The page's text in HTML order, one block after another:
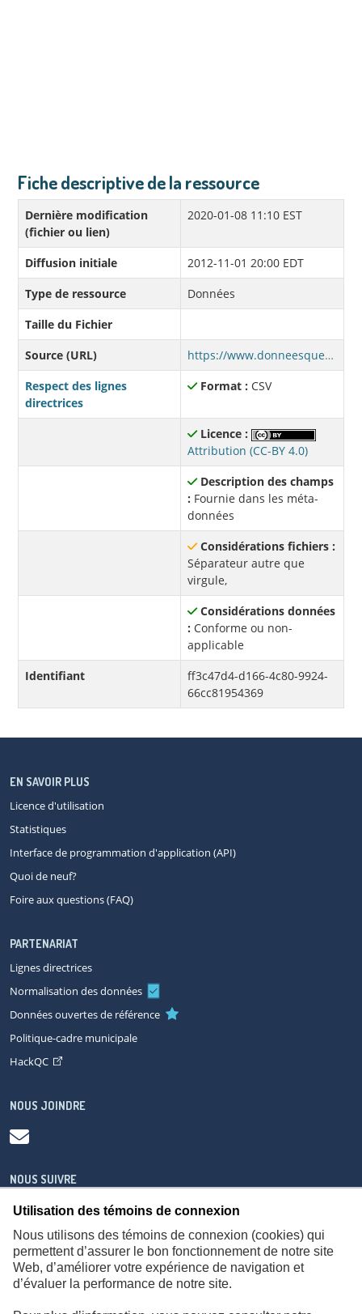
Fiche descriptive de la ressource
Dernière modification
(fichier ou lien)
2020-01-08 11:10 EST
Diffusion initiale
2012-11-01 20:00 EDT
Type de ressource
Données
Taille du Fichier
Source (URL)
https://www.donneesquebec.ca/recherche/dataset/96993a2b-9260-486a-9b44-7f4afdd61ca9/resource/ff3c47d4-d166-4c80-9924-66cc81954369/download/pisteski.csv
Respect des lignes
directrices
Format : CSV
Licence :
Attribution (CC-BY 4.0)
Description des champs
: Fournie dans les méta-
données
Considérations fichiers :
Séparateur autre que
virgule,
Considérations données
: Conforme ou non-
applicable
Identifiant
ff3c47d4-d166-4c80-9924-
66cc81954369
Utilisation des témoins de connexion
Nous utilisons des témoins de connexion (cookies) qui
permettent d’assurer le bon fonctionnement de notre site
Web, d’améliorer votre expérience de navigation et
d’évaluer la performance de notre site.
EN SAVOIR PLUS
Licence d'utilisation
Statistiques
Interface de programmation d'application (API)
Quoi de neuf?
Foire aux questions (FAQ)
PARTENARIAT
Lignes directrices
Normalisation des données
Données ouvertes de référence
Politique-cadre municipale
HackQC
NOUS JOINDRE
NOUS SUIVRE
À propos Accessibilité Plan du site
Consignes de sécurité